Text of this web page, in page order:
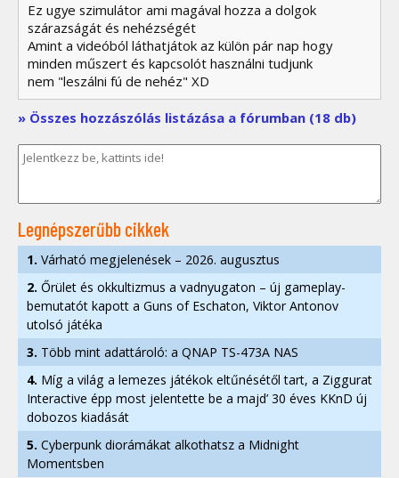
Ez ugye szimulátor ami magával hozza a dolgok
szárazságát és nehézségét
Amint a videóból láthatjátok az külön pár nap hogy
minden műszert és kapcsolót használni tudjunk
nem "leszálni fú de nehéz" XD
» Összes hozzászólás listázása a fórumban (18 db)
Legnépszerűbb cikkek
1. Várható megjelenések – 2026. augusztus
2. Őrület és okkultizmus a vadnyugaton – új gameplay-
bemutatót kapott a Guns of Eschaton, Viktor Antonov
utolsó játéka
3. Több mint adattároló: a QNAP TS-473A NAS
4. Míg a világ a lemezes játékok eltűnésétől tart, a Ziggurat
Interactive épp most jelentette be a majd’ 30 éves KKnD új
dobozos kiadását
5. Cyberpunk diorámákat alkothatsz a Midnight
Momentsben